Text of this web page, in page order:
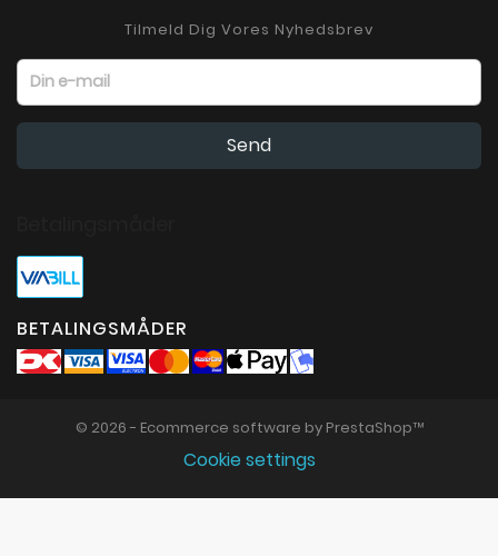
Tilmeld Dig Vores Nyhedsbrev
BETALINGSMÅDER
© 2026 - Ecommerce software by PrestaShop™
Cookie settings